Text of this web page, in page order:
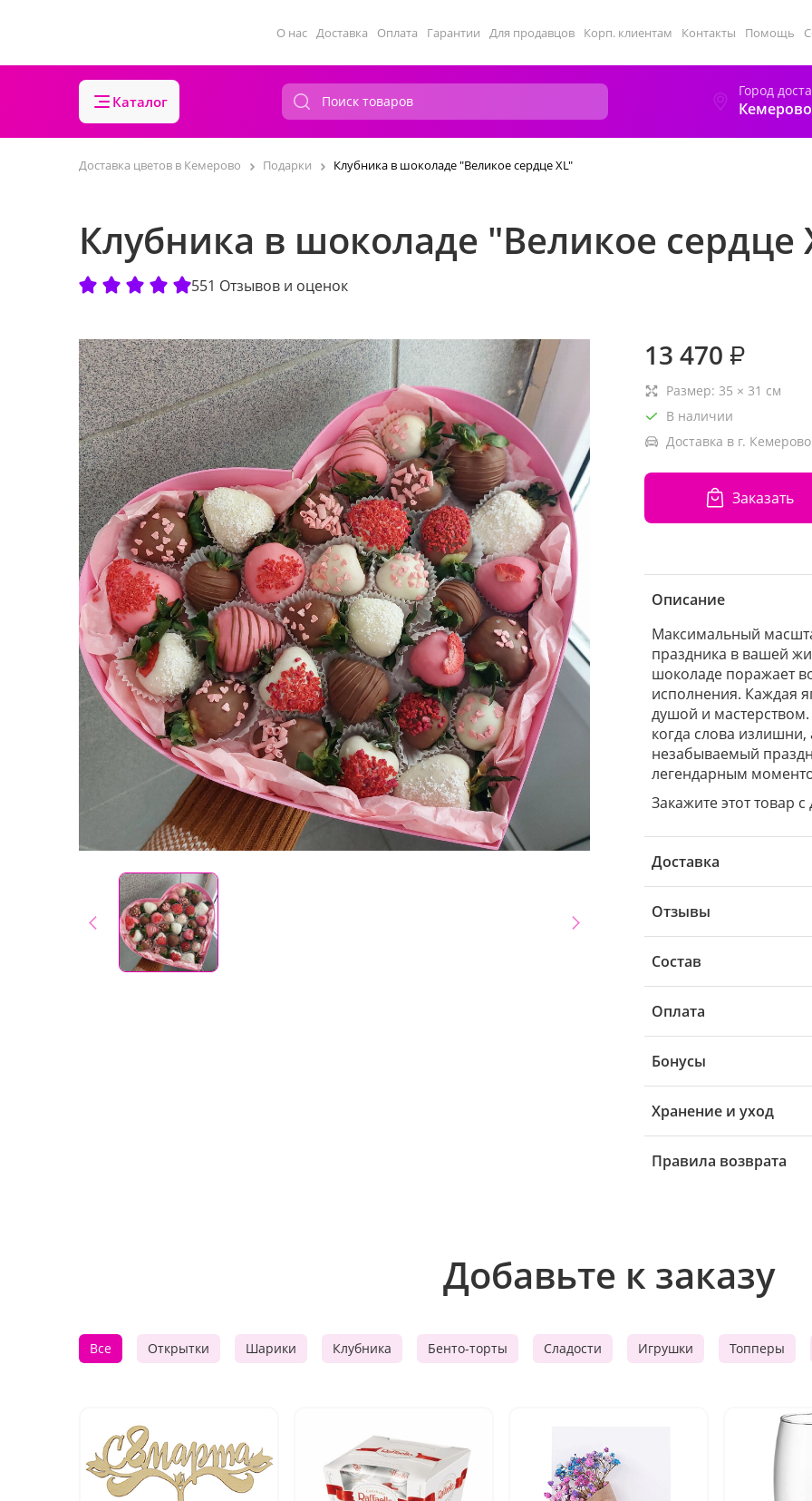
О нас Доставка Оплата Гарантии Для продавцов Корп. клиентам Контакты Помощь
Каталог
Город
Кемерово
Доставка цветов в Кемерово Подарки Клубника в шоколаде "Великое сердце XL"
Клубника в шоколаде "Великое сердце
551 Отзывов и оценок
13 470 ₽
Размер: 35 × 31 см
В наличии
Доставка в г.
Заказать
Описание
Максимальный
праздника в вашей
шоколаде поражает
исполнения. Каждая
душой и мастерством.
когда слова
незабываемый
легендарным
Закажите этот товар
Доставка
Отзывы
Состав
Оплата
Бонусы
Хранение и уход
Правила возврата
Добавьте к заказу
Все Открытки Шарики Клубника Бенто-торты Сладости Игрушки Топперы